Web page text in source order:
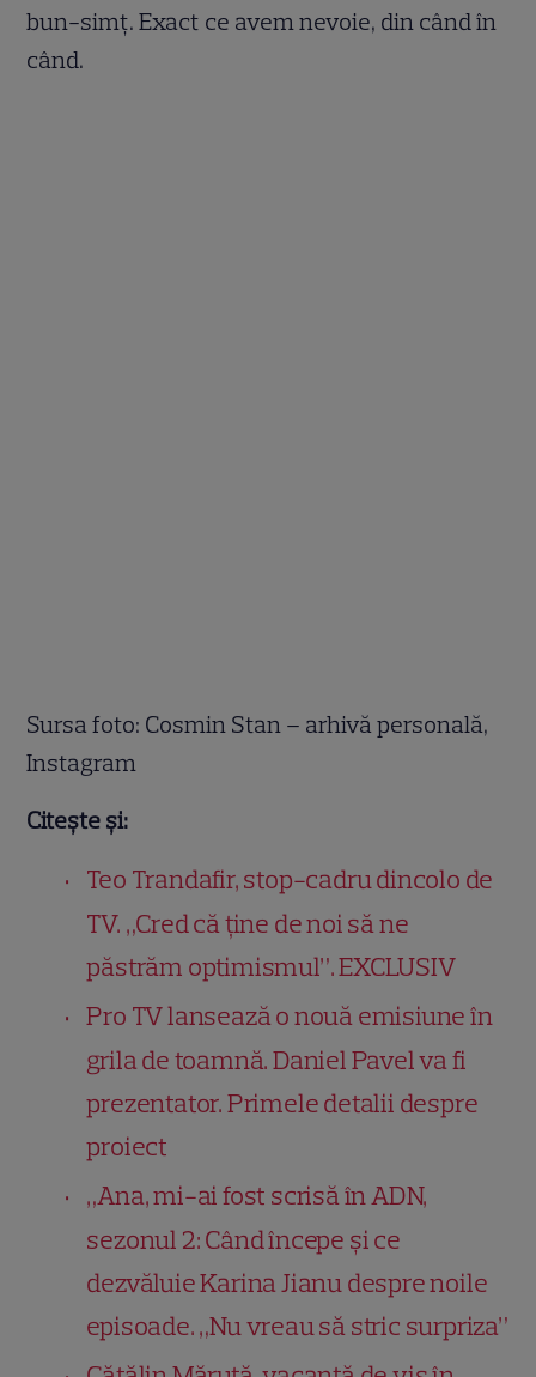
bun-simț. Exact ce avem nevoie, din când în
când.
Sursa foto: Cosmin Stan – arhivă personală,
Instagram
Citește și:
Teo Trandafir, stop-cadru dincolo de
TV. „Cred că ține de noi să ne
păstrăm optimismul”. EXCLUSIV
Pro TV lansează o nouă emisiune în
grila de toamnă. Daniel Pavel va fi
prezentator. Primele detalii despre
proiect
„Ana, mi-ai fost scrisă în ADN,
sezonul 2: Când începe și ce
dezvăluie Karina Jianu despre noile
episoade. „Nu vreau să stric surpriza”